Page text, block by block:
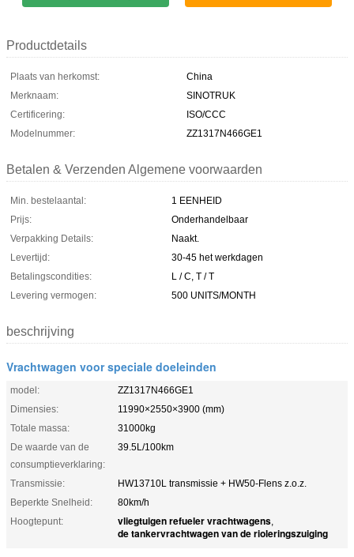
Productdetails
Plaats van herkomst:
China
Merknaam:
SINOTRUK
Certificering:
ISO/CCC
Modelnummer:
ZZ1317N466GE1
Betalen & Verzenden Algemene voorwaarden
Min. bestelaantal:
1 EENHEID
Prijs:
Onderhandelbaar
Verpakking Details:
Naakt.
Levertijd:
30-45 het werkdagen
Betalingscondities:
L / C, T / T
Levering vermogen:
500 UNITS/MONTH
beschrijving
Vrachtwagen voor speciale doeleinden
model:
ZZ1317N466GE1
Dimensies:
11990×2550×3900 (mm)
Totale massa:
31000kg
De waarde van de
consumptieverklaring:
39.5L/100km
Transmissie:
HW13710L transmissie + HW50-Flens z.o.z.
Beperkte Snelheid:
80km/h
Hoogtepunt:
vliegtuigen refueler vrachtwagens,
de tankervrachtwagen van de rioleringszuiging